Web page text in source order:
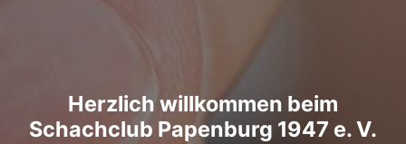
Herzlich willkommen beim
Schachclub Papenburg 1947 e. V.